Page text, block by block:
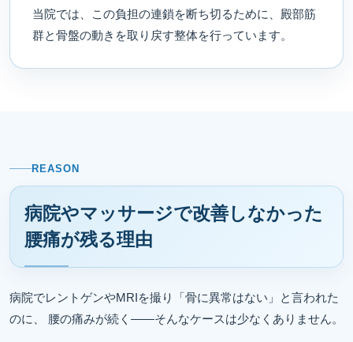
当院では、この負担の連鎖を断ち切るために、殿部筋
群と骨盤の動きを取り戻す整体を行っています。
REASON
病院やマッサージで改善しなかった
腰痛が残る理由
病院でレントゲンやMRIを撮り「骨に異常はない」と言われた
のに、 腰の痛みが続く――そんなケースは少なくありません。